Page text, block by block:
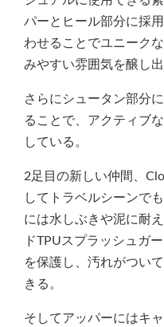
パーとヒール部分に採
わせることでユニーク
みやすい雰囲気を醸し出
さらにシュータン部分
ることで、アクティブ
している。
2足目の新しい仲間、
してトラベルシーンで
には水しぶきや泥に耐
ドTPUスプラッシュガ
を保護し、汚れがつい
きる。
そしてアッパーにはキ